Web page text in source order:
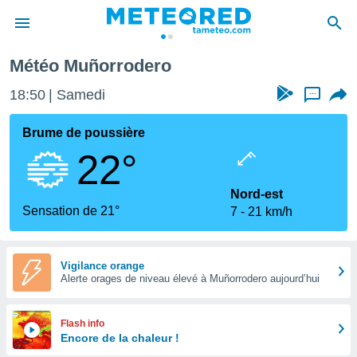
de
Météo Muñorrodero
18:50 Samedi ...
Brume de poussière
22°
Sensation de 21°
Nord-est
7
21 km/h
Vigilance orange
Alerte orages de niveau élevé à Muñorrodero aujourd’hui
Flash info
Encore de la chaleur !